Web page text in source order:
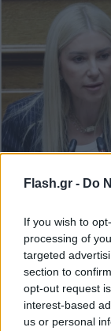
Flash.gr - Do
If you wish to
processing of
targeted
section to
opt-out request
interest-based
us or personal
Σύγκρουση
Πόλωση,
τον
Η έντονη
του ΟΠΕΚΕΠΕ, με
κατηγορίες περί
και